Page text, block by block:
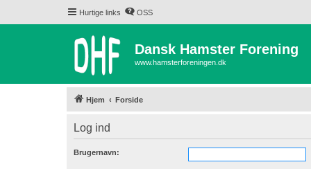
Hurtige links OSS
Dansk Hamster Forening
www.hamsterforeningen.dk
Hjem Forside
Log ind
Brugernavn: